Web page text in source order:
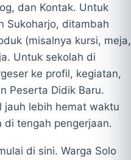
dan Kontak. Untuk
Sukoharjo, ditambah
(misalnya kursi, meja,
Untuk sekolah di
ke profil, kegiatan,
Peserta Didik Baru.
jauh lebih hemat waktu
di tengah pengerjaan.
di sini. Warga Solo